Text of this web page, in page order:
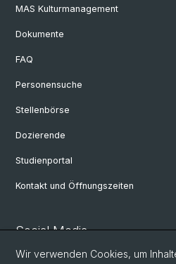
MAS Kulturmanagement
Dokumente
FAQ
Personensuche
Stellenbörse
Dozierende
Studienportal
Kontakt und Öffnungszeiten
Social Media
Facebook
Wir verwenden Cookies, um